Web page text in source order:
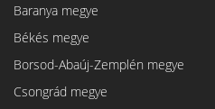
Baranya megye
Békés megye
Borsod-Abaúj-Zemplén megye
Csongrád megye